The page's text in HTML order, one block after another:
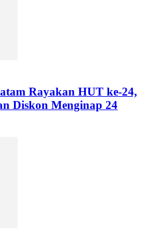
Rayakan HUT ke-24,
Diskon Menginap 24